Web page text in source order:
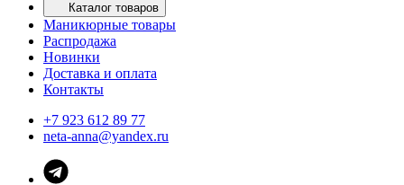
Каталог товаров
Маникюрные товары
Распродажа
Новинки
Доставка и оплата
Контакты
+7 923 612 89 77
neta-anna@yandex.ru